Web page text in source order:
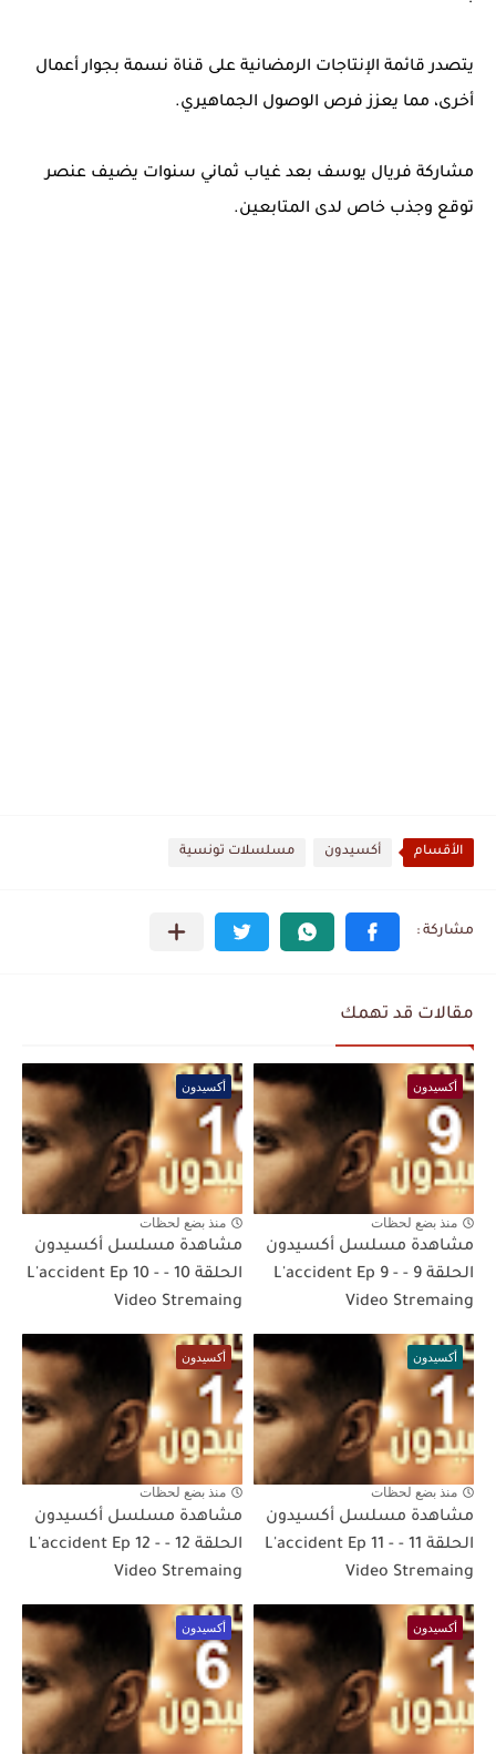
يتصدر قائمة الإنتاجات الرمضانية على قناة نسمة بجوار أعمال
أخرى، مما يعزز فرص الوصول الجماهيري.
مشاركة فريال يوسف بعد غياب ثماني سنوات يضيف عنصر
توقع وجذب خاص لدى المتابعين.
الأقسام أكسيدون مسلسلات تونسية
مقالات قد تهمك
أكسيدون
منذ بضع لحظات
مشاهدة مسلسل أكسيدون
الحلقة 9 - L'accident Ep 9 -
Video Stremaing
أكسيدون
منذ بضع لحظات
مشاهدة مسلسل أكسيدون
الحلقة 10 - L'accident Ep 10 -
Video Stremaing
أكسيدون
منذ بضع لحظات
مشاهدة مسلسل أكسيدون
الحلقة 11 - L'accident Ep 11 -
Video Stremaing
أكسيدون
منذ بضع لحظات
مشاهدة مسلسل أكسيدون
الحلقة 12 - L'accident Ep 12 -
Video Stremaing
أكسيدون أكسيدون